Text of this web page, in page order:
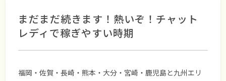
まだまだ続きます！熱いぞ！チャット
レディで稼ぎやすい時期
福岡・佐賀・長崎・熊本・大分・宮崎・鹿児島と九州エリ